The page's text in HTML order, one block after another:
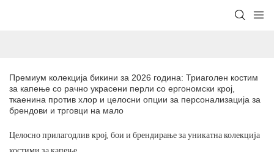
Премиум колекција бикини за 2026 година: Триаголен костим
за капење со рачно украсени перли со ергономски крој,
ткаенина против хлор и целосни опции за персонализација за
брендови и трговци на мало
Целосно прилагодлив крој, бои и брендирање за уникатна колекција